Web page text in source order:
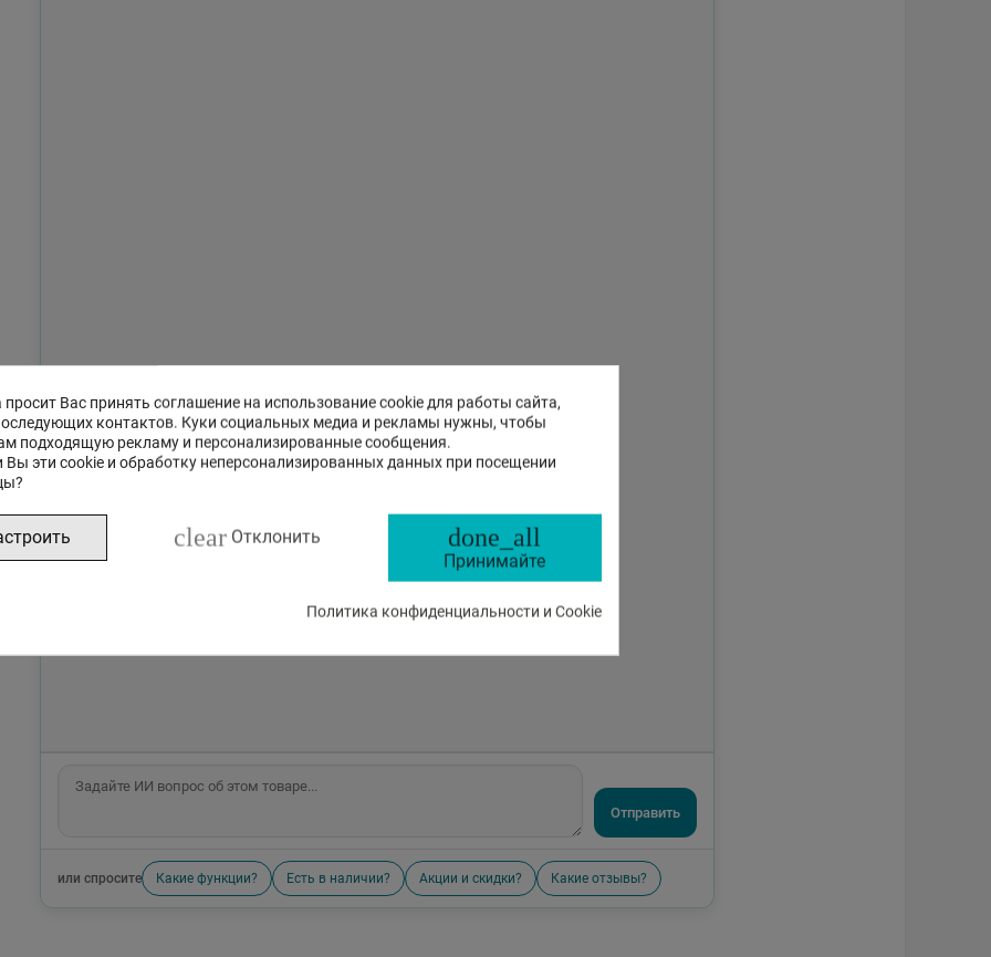
Вас принять соглашение на использование cookie для работы сайта,
контактов. Куки социальных медиа и рекламы нужны, чтобы
подходящую рекламу и персонализированные сообщения.
Вы эти cookie и обработку неперсонализированных данных при посещении
clear Отклонить done_all
Принимайте
Политика конфиденциальности и Cookie
Отправить
или спросите Какие функции? Есть в наличии? Акции и скидки? Какие отзывы?